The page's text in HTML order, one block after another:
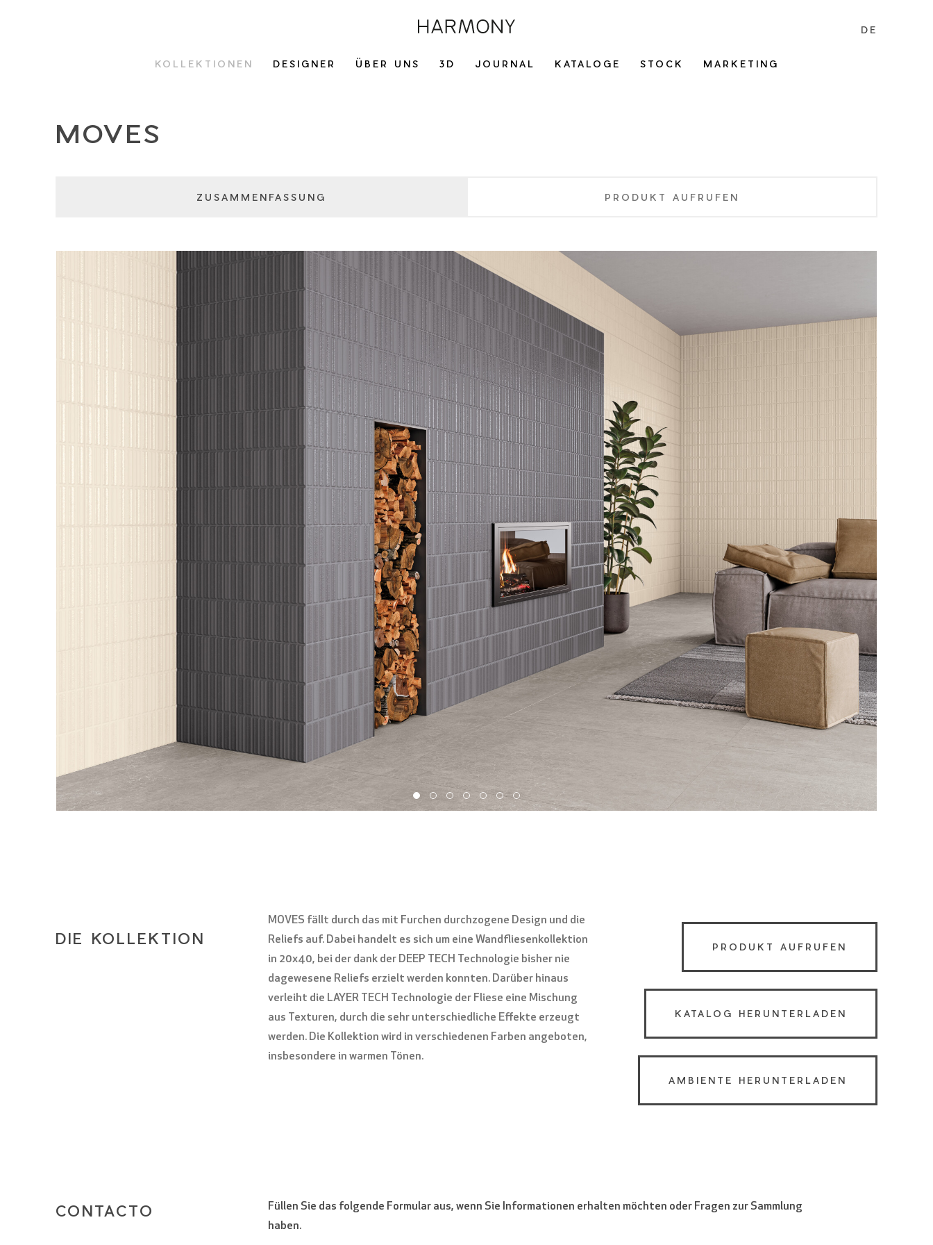
KOLLEKTIONEN DESIGNER ÜBER UNS 3D JOURNAL KATALOGE STOCK MARKETING
DE
MOVES
ZUSAMMENFASSUNG PRODUKT AUFRUFEN
DIE KOLLEKTION
MOVES fällt durch das mit Furchen durchzogene Design und die
Reliefs auf. Dabei handelt es sich um eine Wandfliesenkollektion
in 20x40, bei der dank der DEEP TECH Technologie bisher nie
dagewesene Reliefs erzielt werden konnten. Darüber hinaus
verleiht die LAYER TECH Technologie der Fliese eine Mischung
aus Texturen, durch die sehr unterschiedliche Effekte erzeugt
werden. Die Kollektion wird in verschiedenen Farben angeboten,
insbesondere in warmen Tönen.
PRODUKT AUFRUFEN
KATALOG HERUNTERLADEN
AMBIENTE HERUNTERLADEN
CONTACTO
Füllen Sie das folgende Formular aus, wenn Sie Informationen erhalten möchten oder Fragen zur Sammlung
haben.
BITTE BESTÄTIGEN SIE, DASS SIE KEIN ROBOTER SIND